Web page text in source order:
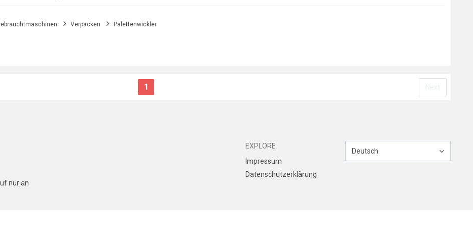
Verpacken Palettenwickler
1
nur an
EXPLORE
Impressum
Datenschutzerklärung
Deutsch